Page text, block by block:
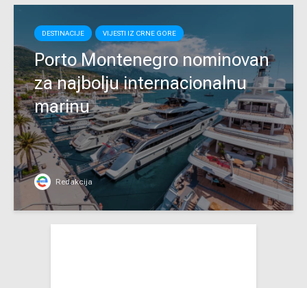
DESTINACIJE VIJESTI IZ CRNE GORE
Porto Montenegro nominovan
za najbolju internacionalnu
marinu
Redakcija